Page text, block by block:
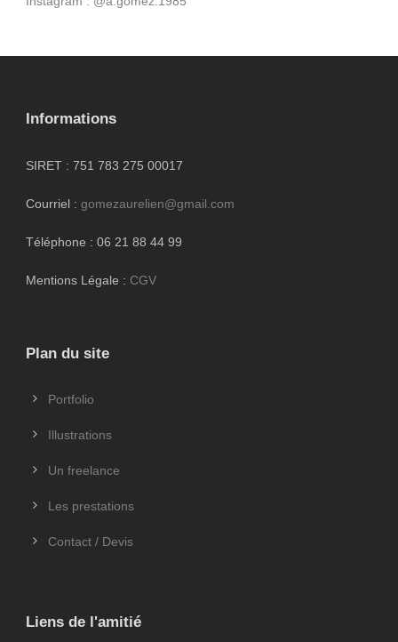
Informations
SIRET : 751 783 275 00017
Courriel : gomezaurelien@gmail.com
Téléphone : 06 21 88 44 99
Mentions Légale : CGV
Plan du site
Portfolio
Illustrations
Un freelance
Les prestations
Contact / Devis
Liens de l'amitié